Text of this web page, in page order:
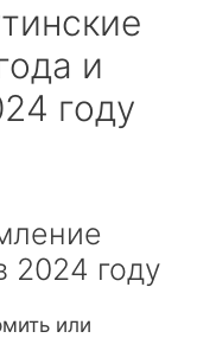
и
году
2024 году
или